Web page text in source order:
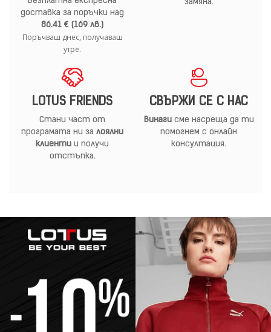
доставка за поръчки над
86.41 € (169 лв.)
Поръчваш днес, получаваш
утре.
замяна.
LOTUS FRIENDS
Стани част от
програмата ни за лоялни
клиенти и получи
отстъпка.
СВЪРЖИ СЕ С НАС
Винагисме насреща да ти
помогнем с онлайн
консултация.